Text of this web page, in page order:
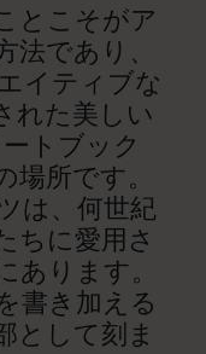
とこそがア
であり、
イティブな
れた美しい
トブック
所です。
は、何世紀
ちに愛用さ
ります。
書き加える
として刻ま